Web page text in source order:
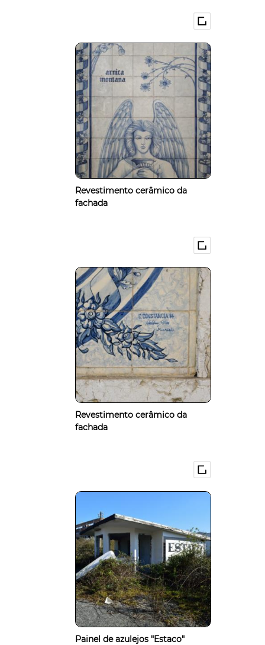
Revestimento cerâmico da
fachada
Revestimento cerâmico da
fachada
Painel de azulejos "Estaco"